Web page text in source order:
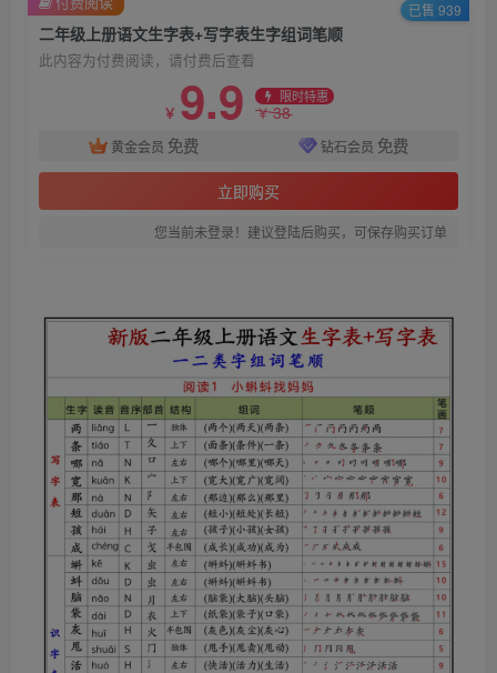
二年级上册语文生字表+写字表生字组词笔顺
此内容为付费阅读，请付费后查看
￥ 9.9 限时特惠
￥38
黄金会员 免费 钻石会员 免费
立即购买
您当前未登录！建议登陆后购买，可保存购买订单
已售 939